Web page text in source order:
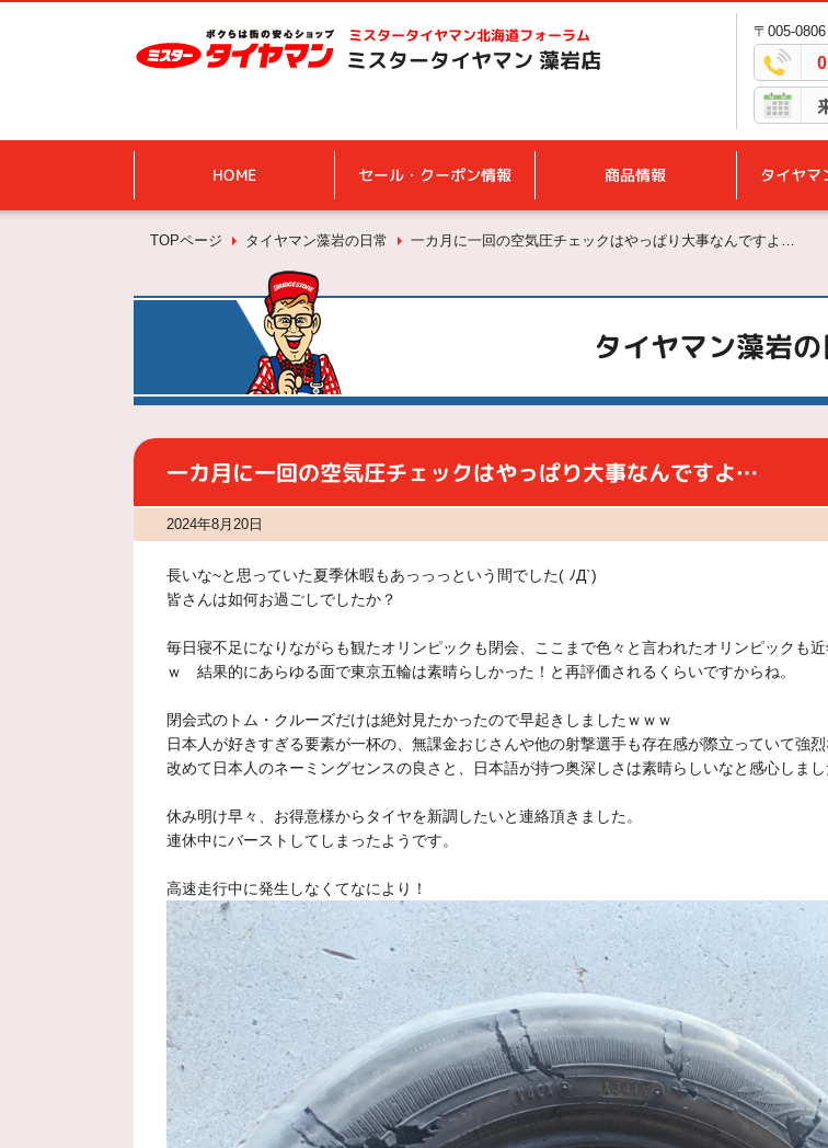
ミスタータイヤマン北海道フォーラム
ミスタータイヤマン 藻岩店
〒005-
HOME セール・クーポン情報 商品情報 タイヤマ
TOPページ タイヤマン藻岩の日常 一カ月に一回の空気圧チェックはやっぱり大事なんですよ…
タイヤマン藻岩
一カ月に一回の空気圧チェックはやっぱり大事なんですよ…
2024年8月20日
長いな~と思っていた夏季休暇もあっっっという間でした( ﾉД`)
皆さんは如何お過ごしでしたか？
毎日寝不足になりながらも観たオリンピックも閉会、ここまで色々と言われたオリンピックも
ｗ 結果的にあらゆる面で東京五輪は素晴らしかった！と再評価されるくらいですからね。
閉会式のトム・クルーズだけは絶対見たかったので早起きしましたｗｗｗ
日本人が好きすぎる要素が一杯の、無課金おじさんや他の射撃選手も存在感が際立っていて強烈
改めて日本人のネーミングセンスの良さと、日本語が持つ奥深しさは素晴らしいなと感心しまし
休み明け早々、お得意様からタイヤを新調したいと連絡頂きました。
連休中にバーストしてしまったようです。
高速走行中に発生しなくてなにより！